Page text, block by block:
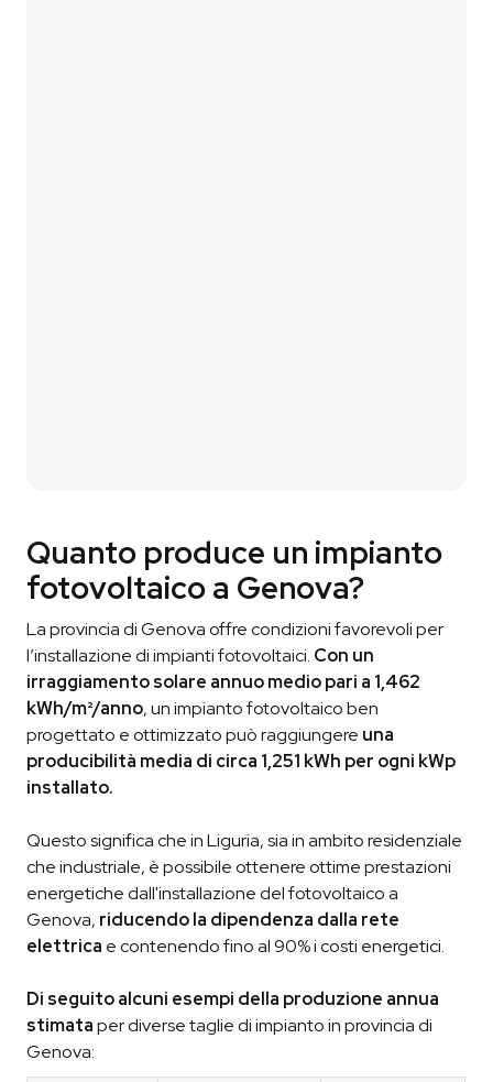
Quanto produce un impianto
fotovoltaico a Genova?
La provincia di Genova offre condizioni favorevoli per
l’installazione di impianti fotovoltaici. Con un
irraggiamento solare annuo medio pari a 1,462
kWh/m²/anno, un impianto fotovoltaico ben
progettato e ottimizzato può raggiungere una
producibilità media di circa 1,251 kWh per ogni kWp
installato.
Questo significa che in Liguria, sia in ambito residenziale
che industriale, è possibile ottenere ottime prestazioni
energetiche dall'installazione del fotovoltaico a
Genova, riducendo la dipendenza dalla rete
elettrica e contenendo fino al 90% i costi energetici.
Di seguito alcuni esempi della produzione annua
stimataper diverse taglie di impianto in provincia di
Genova: